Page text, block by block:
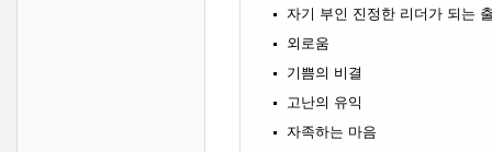
자기 부인 진정한 리더가 되는
외로움
기쁨의 비결
고난의 유익
자족하는 마음